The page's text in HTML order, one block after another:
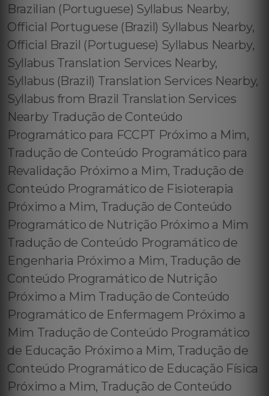
Brazilian (Portuguese) Syllabus Nearby,
Official Portuguese (Brazil) Syllabus Nearby,
Official Brazil (Portuguese) Syllabus Nearby,
Syllabus Translation Services Nearby,
Syllabus (Brazil) Translation Services Nearby,
Syllabus from Brazil Translation Services
Nearby Tradução de Conteúdo
Programático para FCCPT Próximo a Mim,
Tradução de Conteúdo Programático para
Revalidação Próximo a Mim, Tradução de
Conteúdo Programático de Fisioterapia
Próximo a Mim, Tradução de Conteúdo
Programático de Nutrição Próximo a Mim
Tradução de Conteúdo Programático de
Engenharia Próximo a Mim, Tradução de
Conteúdo Programático de Nutrição
Próximo a Mim Tradução de Conteúdo
Programático de Enfermagem Próximo a
Mim Tradução de Conteúdo Programático
de Educação Próximo a Mim, Tradução de
Conteúdo Programático de Educação Física
Próximo a Mim, Tradução de Conteúdo